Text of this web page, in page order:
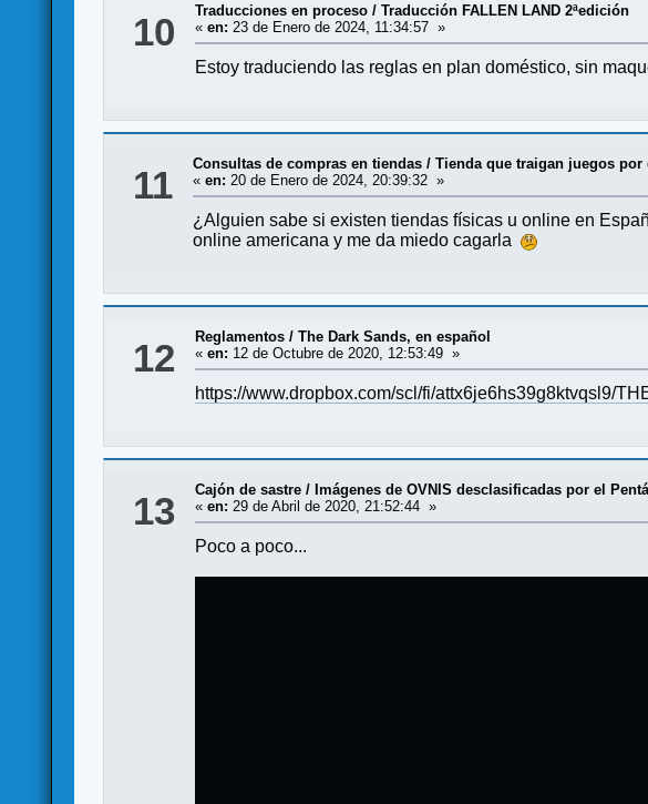
10 Traducciones en proceso /Traducción FALLEN LAND 2ªedición
«en: 23 de Enero de 2024, 11:34:57 »
Estoy traduciendo las reglas en plan doméstico, sin
11 Consultas de compras en tiendas /Tienda que traigan juegos por
«en: 20 de Enero de 2024, 20:39:32 »
¿Alguien sabe si existen tiendas físicas u online en
online americana y me da miedo cagarla
12 Reglamentos /The Dark Sands, en español
«en: 12 de Octubre de 2020, 12:53:49 »
https://www.dropbox.com/scl/fi/attx6je6hs39g8ktvqsl9/
13 Cajón de sastre / Imágenes de OVNIS desclasificadas por el
«en: 29 de Abril de 2020, 21:52:44 »
Poco a poco...